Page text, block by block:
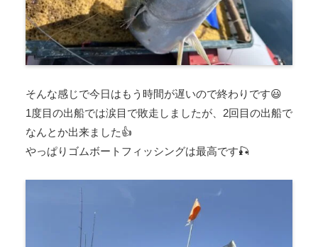
そんな感じで今日はもう時間が遅いので終わりです😃
1度目の出船では涙目で敗走しましたが、2回目の出船で
なんとか出来ました👍
やっぱりゴムボートフィッシングは最高です🎣